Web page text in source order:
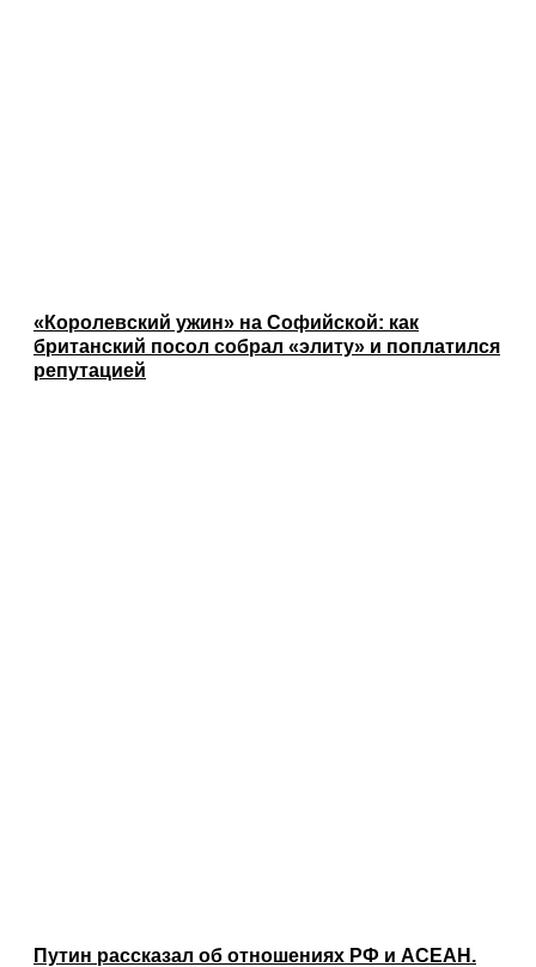
«Королевский ужин» на Софийской: как
британский посол собрал «элиту» и поплатился
репутацией
Путин рассказал об отношениях РФ и АСЕАН.